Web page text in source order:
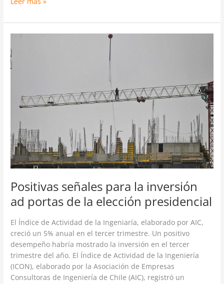
Positivas señales para la inversión
ad portas de la elección presidencial
El Índice de Actividad de la Ingeniaría, elaborado por AIC,
creció un 5% anual en el tercer trimestre. Un positivo
desempeño habría mostrado la inversión en el tercer
trimestre del año. El Índice de Actividad de la Ingeniería
(ICON), elaborado por la Asociación de Empresas
Consultoras de Ingeniería de Chile (AIC), registró un
señales
para
la
portas
elección
presidencial